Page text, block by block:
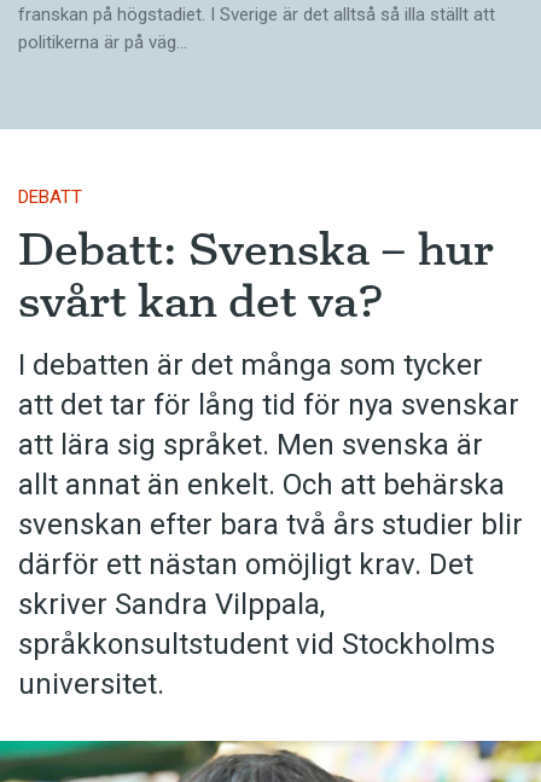
franskan på högstadiet. I Sverige är det alltså så illa ställt att
politikerna är på väg…
DEBATT
Debatt: Svenska – hur
svårt kan det va?
I debatten är det många som tycker
att det tar för lång tid för nya svenskar
att lära sig språket. Men svenska är
allt annat än enkelt. Och att behärska
svenskan efter bara två års studier blir
därför ett nästan omöjligt krav. Det
skriver Sandra Vilppala,
språkkonsultstudent vid Stockholms
universitet.